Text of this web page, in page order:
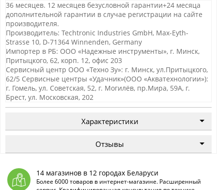
36 месяцев. 12 месяцев безусловной гарантии+24 месяца
дополнительной гарантии в случае регистрации на сайте
производителя.
Производитель: Techtronic Industries GmbH, Max-Eyth-
Strasse 10, D-71364 Winnenden, Germany
Импортер в РБ: ООО «Надежные инструменты», г. Минск,
Притыцкого, 62, корп. 12, офис 203
Сервисный центр ООО «Техно Зу»: г. Минск, ул.Притыцкого,
62/5 Сервисные центры «Удачник»(ООО «Акватехнологии»):
г. Гомель, ул. Советская, 52, г. Могилёв, пр.Мира, 59А, г.
Брест, ул. Московская, 202
Характеристики
Отзывы
14 магазинов в 12 городах Беларуси
Более 6000 товаров в интернет-магазине. Расширенный